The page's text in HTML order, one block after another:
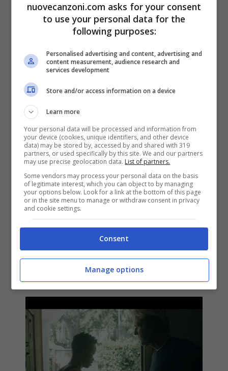
Marshmello & Logic – Everyday:
audio, testo e traduzione
Logic & Rag’n’Bone Man –
Broken People: video, testo e
nuovecanzoni.com asks for your consent
to use your personal data for the
following purposes:
Personalised advertising and content, advertising and
content measurement, audience research and
services development
Store and/or access information on a device
Learn more
Your personal data will be processed and information from
your device (cookies, unique identifiers, and other device
data) may be stored by, accessed by and shared with 319
partners, or used specifically by this site. We and our partners
may use precise geolocation data. List of partners.
Some vendors may process your personal data on the basis
of legitimate interest, which you can object to by managing
your options below. Look for a link at the bottom of this page
or in the site menu to manage or withdraw consent in privacy
and cookie settings.
Consent
Manage options